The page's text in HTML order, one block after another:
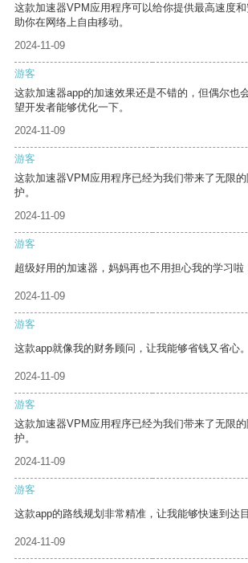
这款加速器VPM应用程序可以给你提供最高速度
助你在网络上自由移动。
2024-11-09
游客
这款加速器app的加速效果还是不错的，但偶尔也
望开发者能够优化一下。
2024-11-09
游客
这款加速器VPM应用程序已经为我们带来了无限
护。
2024-11-09
游客
超级好用的加速器，妈妈再也不用担心我的学习啦
2024-11-09
游客
这款app就像我的财务顾问，让我能够省钱又省心。
2024-11-09
游客
这款加速器VPM应用程序已经为我们带来了无限
护。
2024-11-09
游客
这款app的路线规划非常精准，让我能够快速到达目
2024-11-09